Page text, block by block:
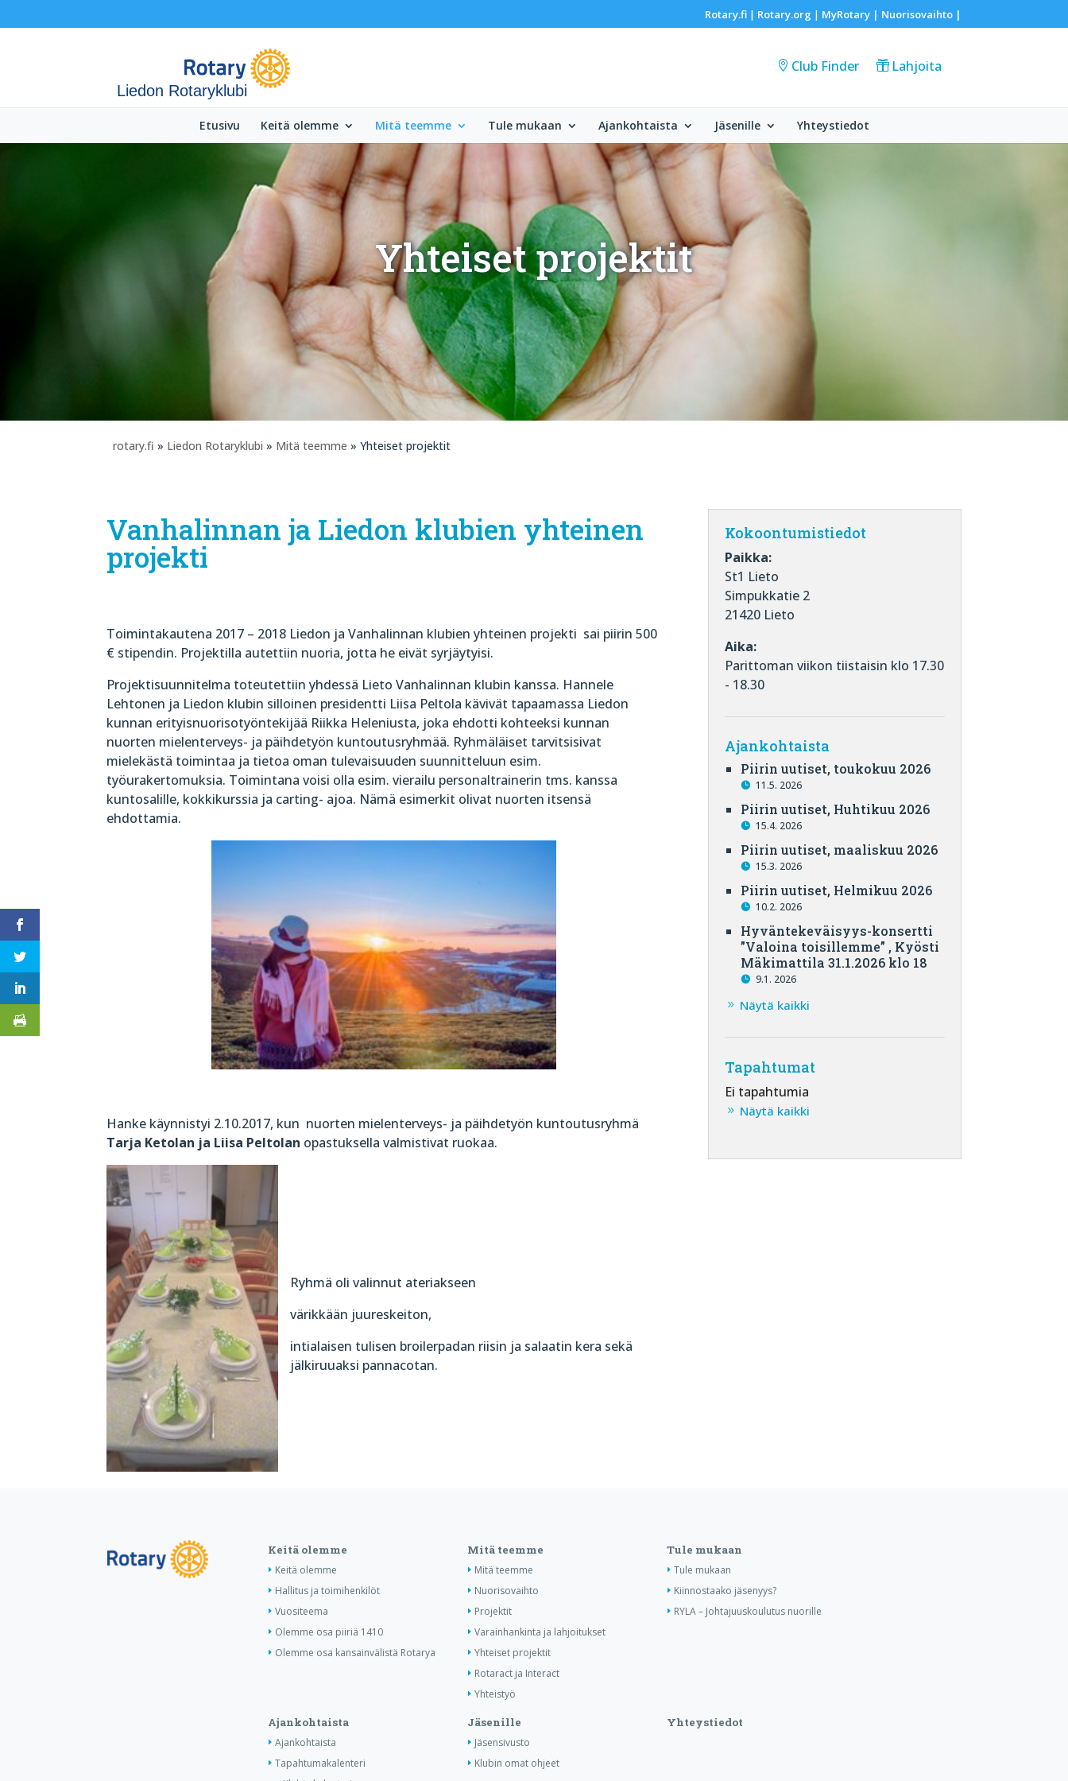
Rotary.fi| Rotary.org | MyRotary | Nuorisovaihto|
Liedon Rotaryklubi
Club Finder Lahjoita
Etusivu Keitä olemme Mitä teemme Tule mukaan Ajankohtaista Jäsenille Yhteystiedot
Yhteiset projektit
rotary.fi » Liedon Rotaryklubi » Mitä teemme » Yhteiset projektit
Vanhalinnan ja Liedon klubien yhteinen
projekti
Toimintakautena 2017 – 2018 Liedon ja Vanhalinnan klubien yhteinen projekti sai piirin 500
€ stipendin. Projektilla autettiin nuoria, jotta he eivät syrjäytyisi.
Projektisuunnitelma toteutettiin yhdessä Lieto Vanhalinnan klubin kanssa. Hannele
Lehtonen ja Liedon klubin silloinen presidentti Liisa Peltola kävivät tapaamassa Liedon
kunnan erityisnuorisotyöntekijää Riikka Heleniusta, joka ehdotti kohteeksi kunnan
nuorten mielenterveys- ja päihdetyön kuntoutusryhmää. Ryhmäläiset tarvitsisivat
mielekästä toimintaa ja tietoa oman tulevaisuuden suunnitteluun esim.
työurakertomuksia. Toimintana voisi olla esim. vierailu personaltrainerin tms. kanssa
kuntosalille, kokkikurssia ja carting- ajoa. Nämä esimerkit olivat nuorten itsensä
ehdottamia.
Hanke käynnistyi 2.10.2017, kun nuorten mielenterveys- ja päihdetyön kuntoutusryhmä
Tarja Ketolan ja Liisa Peltolan opastuksella valmistivat ruokaa.
Ryhmä oli valinnut ateriakseen
värikkään juureskeiton,
intialaisen tulisen broilerpadan riisin ja salaatin kera sekä
jälkiruuaksi pannacotan.
Kokoontumistiedot
Paikka:
St1 Lieto
Simpukkatie 2
21420 Lieto
Aika:
Parittoman viikon tiistaisin klo 17.30
- 18.30
Ajankohtaista
Piirin uutiset, toukokuu 2026
11.5. 2026
Piirin uutiset, Huhtikuu 2026
15.4. 2026
Piirin uutiset, maaliskuu 2026
15.3. 2026
Piirin uutiset, Helmikuu 2026
10.2. 2026
Hyväntekeväisyys-konsertti
”Valoina toisillemme” , Kyösti
Mäkimattila 31.1.2026 klo 18
9.1. 2026
Näytä kaikki
Tapahtumat
Ei tapahtumia
Näytä kaikki
Keitä olemme
Keitä olemme
Hallitus ja toimihenkilöt
Vuositeema
Olemme osa piiriä 1410
Olemme osa kansainvälistä Rotarya
Mitä teemme
Mitä teemme
Nuorisovaihto
Projektit
Varainhankinta ja lahjoitukset
Yhteiset projektit
Rotaract ja Interact
Yhteistyö
Tule mukaan
Tule mukaan
Kiinnostaako jäsenyys?
RYLA – Johtajuuskoulutus nuorille
Ajankohtaista
Ajankohtaista
Tapahtumakalenteri
Jäsenille
Jäsensivusto
Klubin omat ohjeet
Yhteystiedot